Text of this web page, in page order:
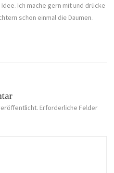
Ich mache gern mit und drücke
schon einmal die Daumen.
Erforderliche Felder